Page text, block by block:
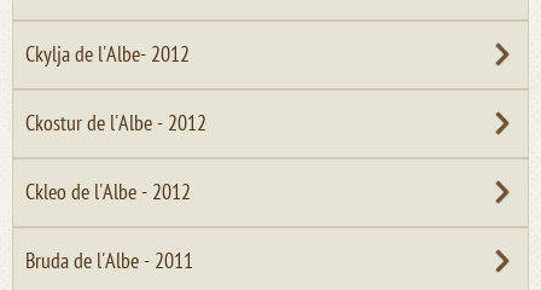
Ckylja de l'Albe- 2012
Ckostur de l'Albe - 2012
Ckleo de l'Albe - 2012
Bruda de l'Albe - 2011